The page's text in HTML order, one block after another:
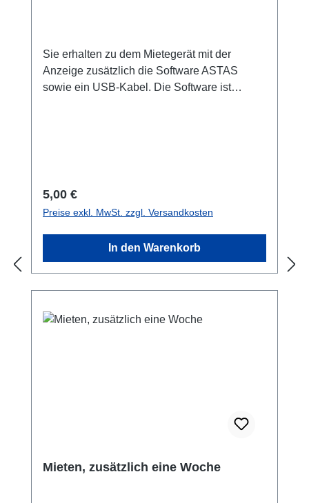
Sie erhalten zu dem Mietegerät mit der
Anzeige zusätzlich die Software ASTAS
sowie ein USB-Kabel. Die Software ist
Regulärer Preis:
5,00 €
Preise exkl. MwSt. zzgl. Versandkosten
In den Warenkorb
Mieten, zusätzlich eine Woche